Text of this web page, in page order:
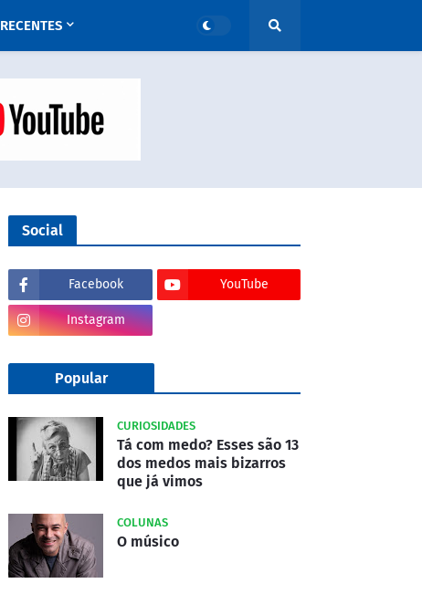
RECENTES
Social
Facebook YouTube
Instagram
Popular
CURIOSIDADES
Tá com medo? Esses são 13
dos medos mais bizarros
que já vimos
COLUNAS
O músico